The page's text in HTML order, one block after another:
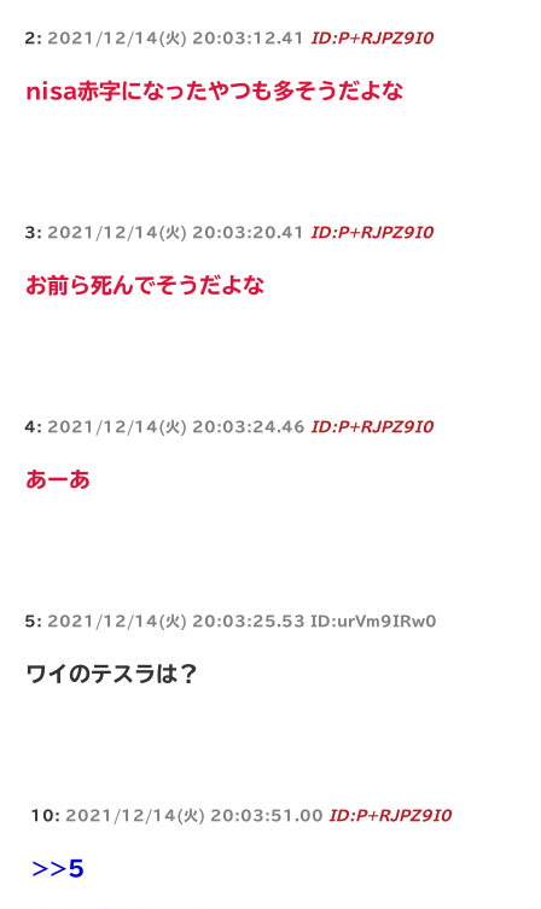
2: 2021/12/14(火) 20:03:12.41 ID:P+RJPZ9I0
nisa赤字になったやつも多そうだよな
3: 2021/12/14(火) 20:03:20.41 ID:P+RJPZ9I0
お前ら死んでそうだよな
4: 2021/12/14(火) 20:03:24.46 ID:P+RJPZ9I0
あーあ
5: 2021/12/14(火) 20:03:25.53 ID:urVm9IRw0
ワイのテスラは？
10: 2021/12/14(火) 20:03:51.00 ID:P+RJPZ9I0
>>5